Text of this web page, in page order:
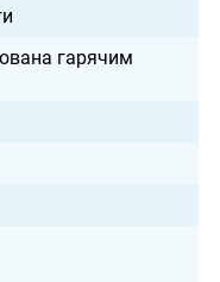
гарячим